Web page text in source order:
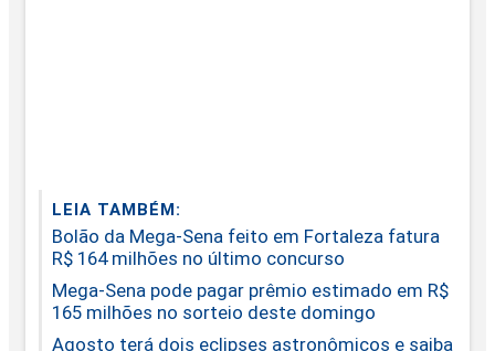
LEIA TAMBÉM:
Bolão da Mega-Sena feito em Fortaleza fatura
R$ 164 milhões no último concurso
Mega-Sena pode pagar prêmio estimado em R$
165 milhões no sorteio deste domingo
Agosto terá dois eclipses astronômicos e saiba